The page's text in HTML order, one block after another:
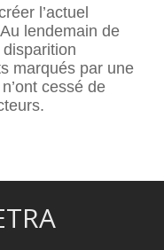
l’actuel
lendemain de
marqués par une
cessé de